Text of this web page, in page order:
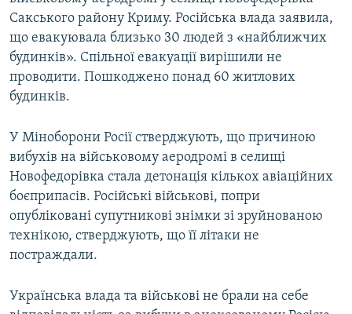
Сакського району Криму. Російська влада заявила,
що евакуювала близько 30 людей з «найближчих
будинків». Спільної евакуації вирішили не
проводити. Пошкоджено понад 60 житлових
будинків.
У Міноборони Росії стверджують, що причиною
вибухів на військовому аеродромі в селищі
Новофедорівка стала детонація кількох авіаційних
боєприпасів. Російські військові, попри
опубліковані супутникові знімки зі зруйнованою
технікою, стверджують, що її літаки не
постраждали.
Українська влада та військові не брали на себе